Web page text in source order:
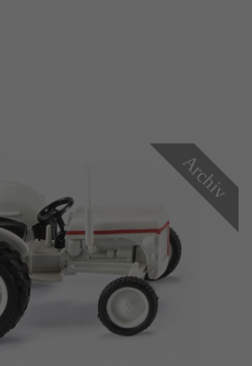
Archiv
es gesetzt ist, werden bestimmte